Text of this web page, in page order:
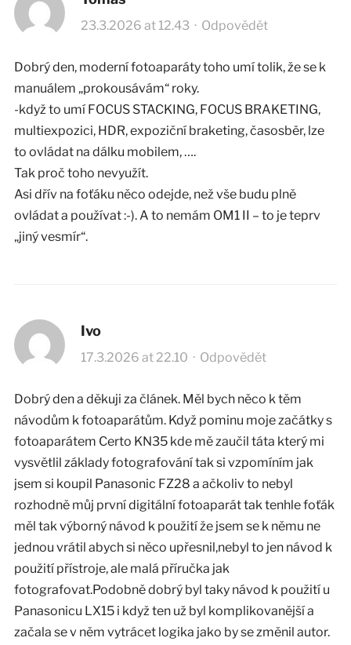
23.3.2026 at 12.43· Odpovědět
Dobrý den, moderní fotoaparáty toho umí tolik, že se k
manuálem „prokousávám“ roky.
-když to umí FOCUS STACKING, FOCUS BRAKETING,
multiexpozici, HDR, expoziční braketing, časosběr, lze
to ovládat na dálku mobilem, ….
Tak proč toho nevyužít.
Asi dřív na foťáku něco odejde, než vše budu plně
ovládat a používat :-). A to nemám OM1 II – to je teprv
„jiný vesmír“.
Ivo
17.3.2026 at 22.10 · Odpovědět
Dobrý den a děkuji za článek. Měl bych něco k těm
návodům k fotoaparátům. Když pominu moje začátky s
fotoaparátem Certo KN35 kde mě zaučil táta který mi
vysvětlil základy fotografování tak si vzpomíním jak
jsem si koupil Panasonic FZ28 a ačkoliv to nebyl
rozhodně můj první digitální fotoaparát tak tenhle foťák
měl tak výborný návod k použití že jsem se k němu ne
jednou vrátil abych si něco upřesnil,nebyl to jen návod k
použití přístroje, ale malá příručka jak
fotografovat.Podobně dobrý byl taky návod k použití u
Panasonicu LX15 i když ten už byl komplikovanější a
začala se v něm vytrácet logika jako by se změnil autor.